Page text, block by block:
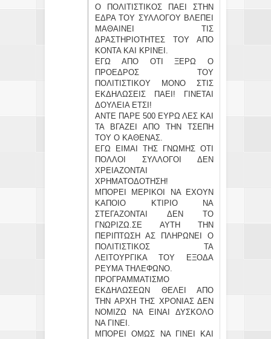
Ο ΠΟΛΙΤΙΣΤΙΚΟΣ ΠΑΕΙ ΣΤΗΝ
ΕΔΡΑ ΤΟΥ ΣΥΛΛΟΓΟΥ ΒΛΕΠΕΙ
ΜΑΘΑΙΝΕΙ ΤΙΣ
ΔΡΑΣΤΗΡΙΟΤΗΤΕΣ ΤΟΥ ΑΠΟ
ΚΟΝΤΑ ΚΑΙ ΚΡΙΝΕΙ.
ΕΓΩ ΑΠΟ ΟΤΙ ΞΕΡΩ Ο
ΠΡΟΕΔΡΟΣ ΤΟΥ
ΠΟΛΙΤΙΣΤΙΚΟΥ ΜΟΝΟ ΣΤΙΣ
ΕΚΔΗΛΩΣΕΙΣ ΠΑΕΙ! ΓΙΝΕΤΑΙ
ΔΟΥΛΕΙΑ ΕΤΣΙ!
ΑΝΤΕ ΠΑΡΕ 500 ΕΥΡΩ ΛΕΣ ΚΑΙ
ΤΑ ΒΓΑΖΕΙ ΑΠΟ ΤΗΝ ΤΣΕΠΗ
ΤΟΥ Ο ΚΑΘΕΝΑΣ.
ΕΓΩ ΕΙΜΑΙ ΤΗΣ ΓΝΩΜΗΣ ΟΤΙ
ΠΟΛΛΟΙ ΣΥΛΛΟΓΟΙ ΔΕΝ
ΧΡΕΙΑΖΟΝΤΑΙ
ΧΡΗΜΑΤΟΔΟΤΗΣΗ!
ΜΠΟΡΕΙ ΜΕΡΙΚΟΙ ΝΑ ΕΧΟΥΝ
ΚΑΠΟΙΟ ΚΤΙΡΙΟ ΝΑ
ΣΤΕΓΑΖΟΝΤΑΙ ΔΕΝ ΤΟ
ΓΝΩΡΙΖΩ.ΣΕ ΑΥΤΗ ΤΗΝ
ΠΕΡΙΠΤΩΣΗ ΑΣ ΠΛΗΡΩΝΕΙ Ο
ΠΟΛΙΤΙΣΤΙΚΟΣ ΤΑ
ΛΕΙΤΟΥΡΓΙΚΑ ΤΟΥ ΕΞΟΔΑ
ΡΕΥΜΑ ΤΗΛΕΦΩΝΟ.
ΠΡΟΓΡΑΜΜΑΤΙΣΜΟ
ΕΚΔΗΛΩΣΕΩΝ ΘΕΛΕΙ ΑΠΟ
ΤΗΝ ΑΡΧΗ ΤΗΣ ΧΡΟΝΙΑΣ ΔΕΝ
ΝΟΜΙΖΩ ΝΑ ΕΙΝΑΙ ΔΥΣΚΟΛΟ
ΝΑ ΓΙΝΕΙ.
ΜΠΟΡΕΙ ΟΜΩΣ ΝΑ ΓΙΝΕΙ ΚΑΙ